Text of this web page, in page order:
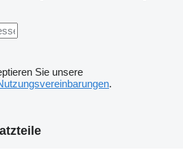
Sie unsere
.